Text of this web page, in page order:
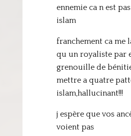
ennemie ca n est
islam
franchement ca me
qu un royaliste par
grenouille de
mettre a quatre
islam,hallucinant!!!
j espère que vos
voient pas